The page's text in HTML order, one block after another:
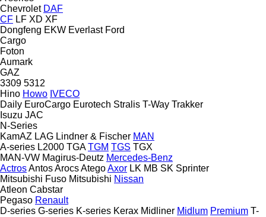
Chevrolet DAF
CF LF XD XF
Dongfeng EKW Everlast Ford
Cargo
Foton
Aumark
GAZ
3309 5312
Hino Howo IVECO
Daily EuroCargo Eurotech Stralis T-Way Trakker
Isuzu JAC
N-Series
KamAZ LAG Lindner & Fischer MAN
A-series L2000 TGA TGM TGS TGX
MAN-VW Magirus-Deutz Mercedes-Benz
ActrosAntosArocsAtegoAxor LK MB SK Sprinter
Mitsubishi Fuso Mitsubishi Nissan
Atleon Cabstar
Pegaso Renault
D-series G-series K-series Kerax Midliner Midlum Premium T-